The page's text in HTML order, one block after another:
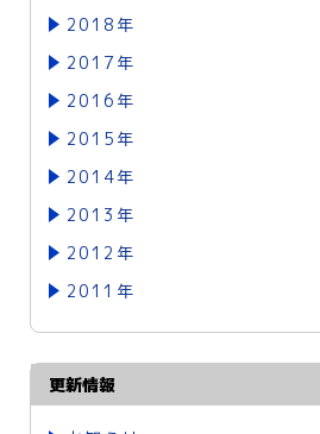
2018年
2017年
2016年
2015年
2014年
2013年
2012年
2011年
更新情報